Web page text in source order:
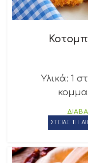
Υλικά: 1
ΣΤΕΙΛΕ ΤΗ